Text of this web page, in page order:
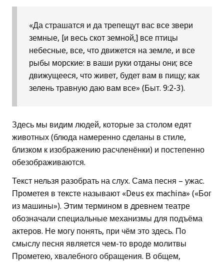
«Да страшатся и да трепещут вас все звери
земные, [и весь скот земной,] все птицы
небесные, все, что движется на земле, и все
рыбы морские: в ваши руки отданы они; все
движущееся, что живет, будет вам в пищу; как
зелень травную даю вам все» (Быт. 9:2-3).
Здесь мы видим людей, которые за столом едят
животных (блюда намеренно сделаны в стиле,
близком к изображению расчленёнки) и постепенно
обезображиваются.
Текст нельзя разобрать на слух. Сама песня – ужас.
Прометея в тексте называют «Deus ex machina» («Бог
из машины»). Этим термином в древнем театре
обозначали специальные механизмы для подъёма
актеров. Не могу понять, при чём это здесь. По
смыслу песня является чем-то вроде молитвы
Прометею, хвалебного обращения. В общем,